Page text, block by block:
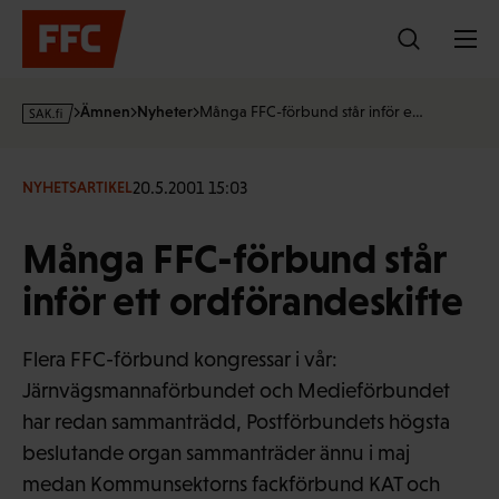
Hoppa
innehållet
s
·
Ämnen Nyheter Många FFC-förbund står inför e…
NYHETSARTIKEL20.5.2001 15:03
Många FFC-förbund står
inför ett ordförandeskifte
Flera FFC-förbund kongressar i vår:
Järnvägsmannaförbundet och Medieförbundet
har redan sammanträdd, Postförbundets högsta
beslutande organ sammanträder ännu i maj
medan Kommunsektorns fackförbund KAT och